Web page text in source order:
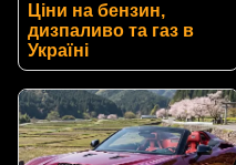
Ціни на бензин,
дизпаливо та газ в
Україні